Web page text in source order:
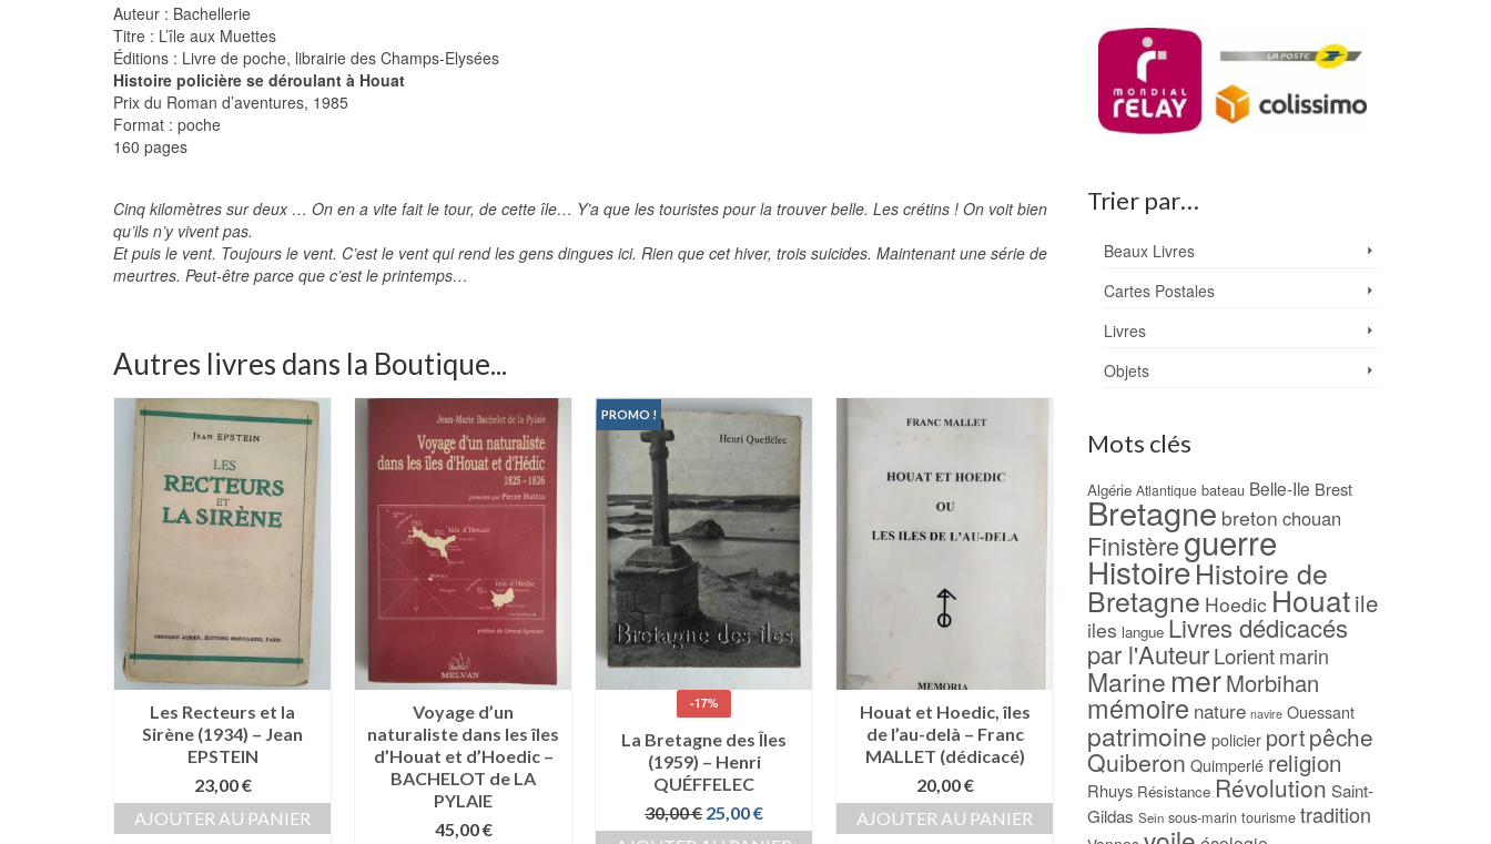
Auteur : Bachellerie
Titre : L’île aux Muettes
Éditions : Livre de poche, librairie des Champs-Elysées
Histoire policière se déroulant à Houat
Prix du Roman d’aventures, 1985
Format : poche
160 pages
Cinq kilomètres sur deux … On en a vite fait le tour, de cette île… Y’a que les touristes pour la trouver belle. Les crétins ! On voit bien
qu’ils n’y vivent pas.
Et puis le vent. Toujours le vent. C’est le vent qui rend les gens dingues ici. Rien que cet hiver, trois suicides. Maintenant une série de
meurtres. Peut-être parce que c’est le printemps…
Autres livres dans la Boutique...
Les Recteurs et la
Sirène (1934) – Jean
EPSTEIN
23,00€
AJOUTER AU PANIER
Voyage d’un
naturaliste dans les îles
d’Houat et d’Hoedic –
BACHELOT de LA
PYLAIE
45,00€
PROMO !
-17%
La Bretagne des Îles
(1959) – Henri
QUÉFFELEC
30,00€ Le
prix
25,00€Le
prix
Houat et Hoedic, îles
de l’au-delà – Franc
MALLET (dédicacé)
20,00€
AJOUTER AU PANIER
-24%
Houat et Hoedic –
Abbé J.M. DELALANDE
59,00€Le
prix
initial
45,00€Le
prix
actuel
AJOUTER AU PANIER
Au Nom de la
Daniel
AJOUTER AU
Trier par…
Beaux Livres
Cartes Postales
Livres
Objets
Mots clés
Algérie Atlantique bateau Belle-Ile Brest
Bretagne breton chouan
Finistèreguerre
HistoireHistoire de
Bretagne Hoedic Houatile
iles langue Livres dédicacés
par l'Auteur Lorient marin
Marine merMorbihan
mémoire nature navire Ouessant
patrimoine policier portpêche
Quiberon Quimperlé religion
Rhuys Résistance Révolution Saint-
Gildas Sein sous-marin tourisme tradition